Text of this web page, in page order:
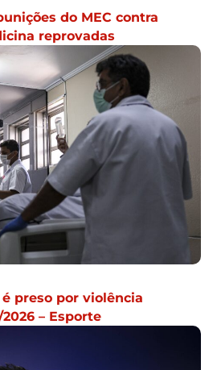
do MEC contra
reprovadas
preso por violência
– Esporte